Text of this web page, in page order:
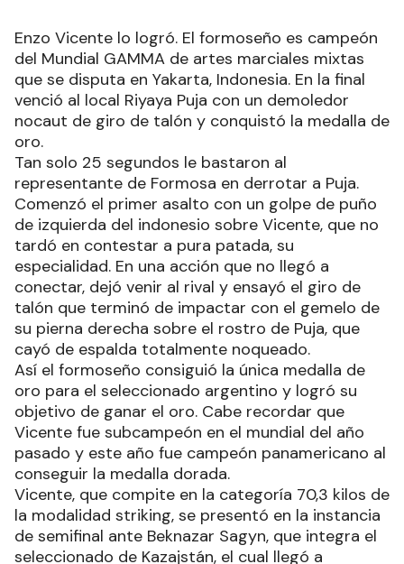
Enzo Vicente lo logró. El formoseño es campeón
del Mundial GAMMA de artes marciales mixtas
que se disputa en Yakarta, Indonesia. En la final
venció al local Riyaya Puja con un demoledor
nocaut de giro de talón y conquistó la medalla de
oro.
Tan solo 25 segundos le bastaron al
representante de Formosa en derrotar a Puja.
Comenzó el primer asalto con un golpe de puño
de izquierda del indonesio sobre Vicente, que no
tardó en contestar a pura patada, su
especialidad. En una acción que no llegó a
conectar, dejó venir al rival y ensayó el giro de
talón que terminó de impactar con el gemelo de
su pierna derecha sobre el rostro de Puja, que
cayó de espalda totalmente noqueado.
Así el formoseño consiguió la única medalla de
oro para el seleccionado argentino y logró su
objetivo de ganar el oro. Cabe recordar que
Vicente fue subcampeón en el mundial del año
pasado y este año fue campeón panamericano al
conseguir la medalla dorada.
Vicente, que compite en la categoría 70,3 kilos de
la modalidad striking, se presentó en la instancia
de semifinal ante Beknazar Sagyn, que integra el
seleccionado de Kazajstán, el cual llegó a